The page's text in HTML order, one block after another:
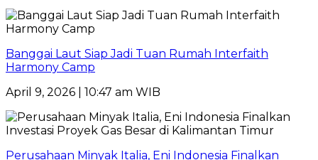
Banggai Laut Siap Jadi Tuan Rumah Interfaith
Harmony Camp
April 9, 2026 | 10:47 am WIB
Perusahaan Minyak Italia, Eni Indonesia Finalkan